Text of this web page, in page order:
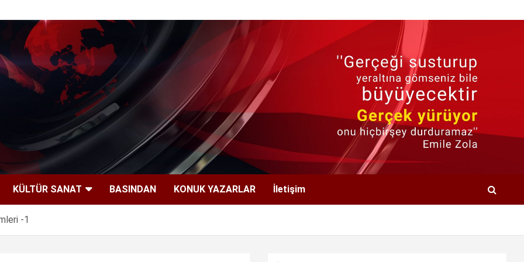
KÜLTÜR SANAT BASINDAN KONUK YAZARLAR İletişim
-1